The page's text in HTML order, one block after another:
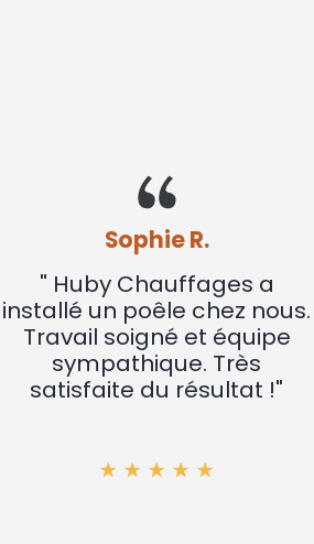
Sophie R.
" Huby Chauffages a
installé un poêle chez nous.
Travail soigné et équipe
sympathique. Très
satisfaite du résultat !"